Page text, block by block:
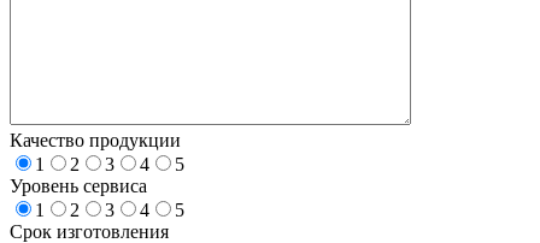
Качество продукции
1
2 3 4
5
Уровень сервиса
1
2 3 4
5
Срок изготовления